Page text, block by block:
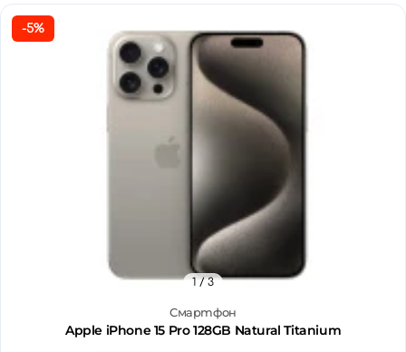
-5%
Смартфон
Apple iPhone 15 Pro 128GB Natural Titanium
1/ 3